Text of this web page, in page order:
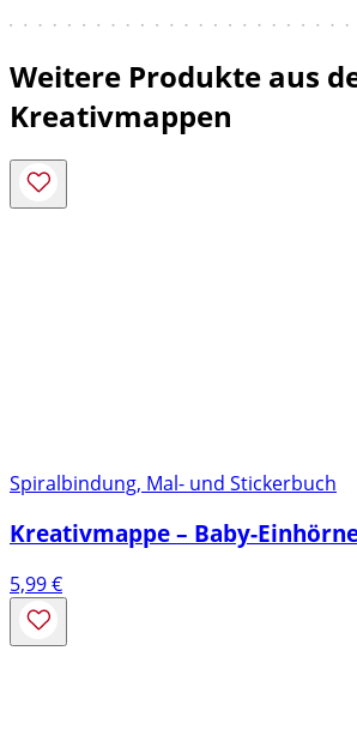
Weitere Produkte aus
Kreativmappen
Spiralbindung, Mal- und Stickerbuch
Kreativmappe – Baby-
5,99€